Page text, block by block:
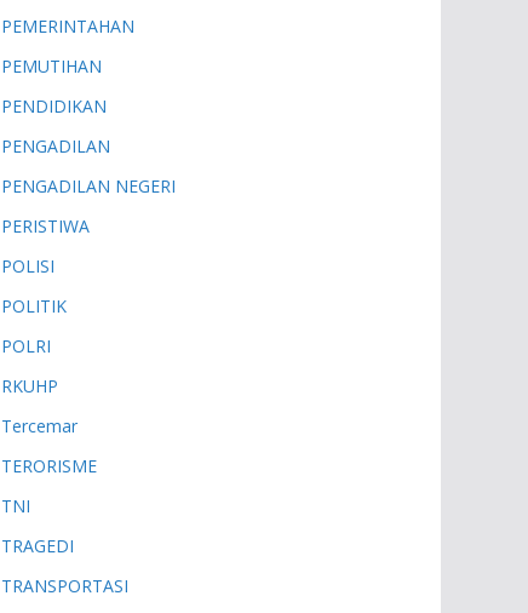
PEMERINTAHAN
PEMUTIHAN
PENDIDIKAN
PENGADILAN
PENGADILAN NEGERI
PERISTIWA
POLISI
POLITIK
POLRI
RKUHP
Tercemar
TERORISME
TNI
TRAGEDI
TRANSPORTASI